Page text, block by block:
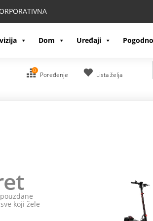
Dom Uređaji
0
Poređenje Lista želja
koji žele